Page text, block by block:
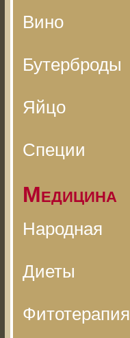
Вино
Бутерброды
Яйцо
Специи
Медицина
Народная
Диеты
Фитотерапия